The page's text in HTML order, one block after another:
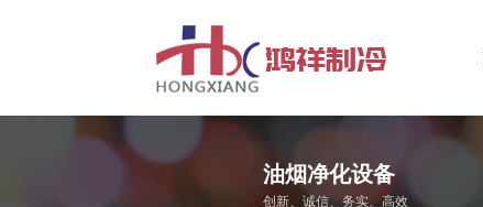
油烟净化设备
创新、诚信、务实、高效